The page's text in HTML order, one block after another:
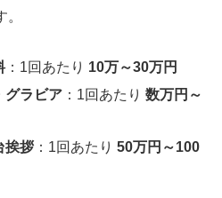
：1回あたり 10万～30万円
グラビア ：1回あたり数万円～
挨拶：1回あたり50万円～100